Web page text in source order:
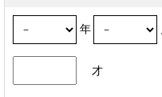
年
才